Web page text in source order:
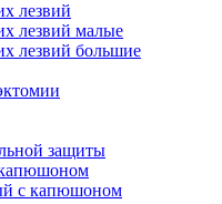
лезвий
лезвий малые
лезвий большие
защиты
с капюшоном